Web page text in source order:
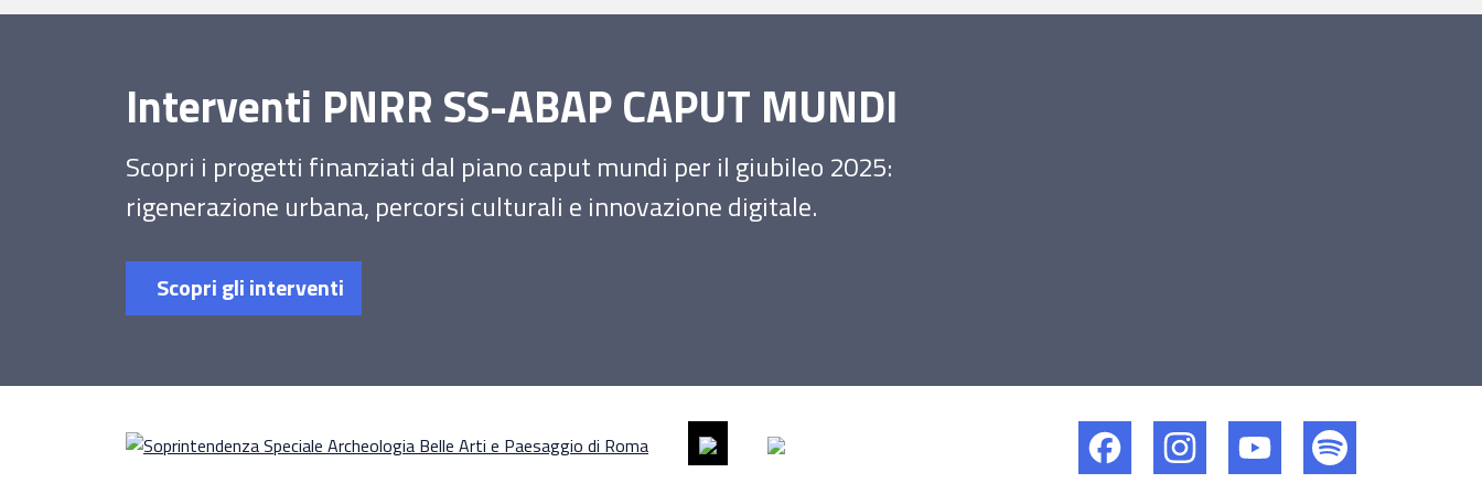
Interventi PNRR SS-ABAP CAPUT MUNDI
Scopri i progetti finanziati dal piano caput mundi per il giubileo 2025:
rigenerazione urbana, percorsi culturali e innovazione digitale.
Scopri gli interventi